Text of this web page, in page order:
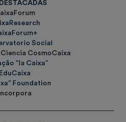
Social
CosmoCaixa
”la Caixa”
EduCaixa
Foundation
Incorpora